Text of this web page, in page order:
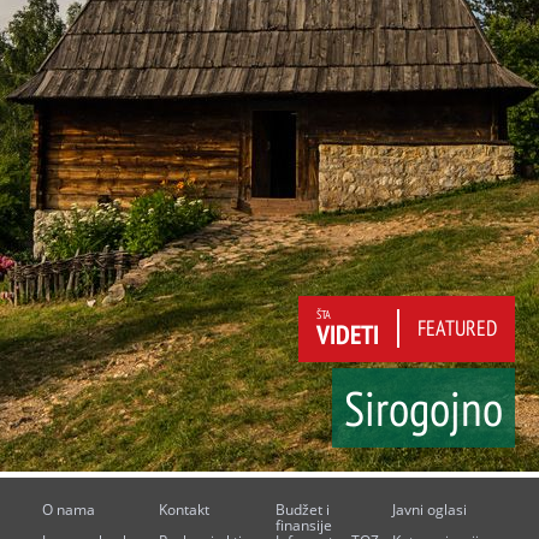
ŠTA
VIDETI FEATURED
Sirogojno
O nama Kontakt Budžet i
finansije
Javni oglasi